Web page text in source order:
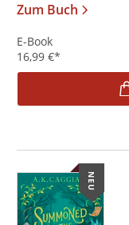
Zum Buch
E-Book
16,99 €*
NEU